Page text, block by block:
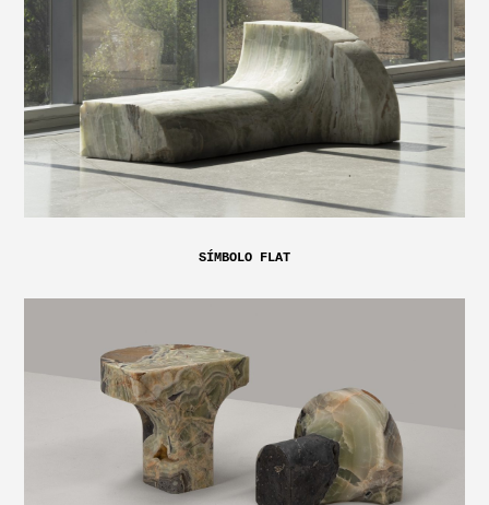
SÍMBOLO FLAT